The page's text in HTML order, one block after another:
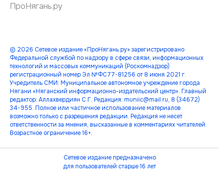
ПроНягань.ру
© 2026 Сетевое издание «ПроНягань.ру» зарегистрировано
Федеральной службой по надзору в сфере связи, информационных
технологий и массовых коммуникаций (Роскомнадзор)
регистрационный номер Эл №ФС77-81256 от 8 июня 2021 г.
Учредитель СМИ: Муниципальное автономное учреждение города
Нягани «Няганский информационно-издательский центр». Главный
редактор: Аллахвердиян С.Г. Редакция: muniic@mail.ru, 8 (34672)
34-955. Полное или частичное использование материалов
возможно только с разрешения редакции. Редакция не несет
ответственности за мнения, высказанные в комментариях читателей.
Возрастное ограничение 16+.
Сетевое издание предназначено
для пользователей старше 16 лет